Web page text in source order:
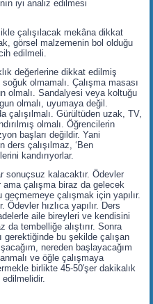
iyi analiz edilmesi
çalışılacak mekâna dikkat
görsel malzemenin bol olduğu
edilmeli.
değerlerine dikkat edilmiş
olmamalı. Çalışma masası
olmalı. Sandalyesi veya koltuğu
olmalı, uyumaya değil.
çalışılmalı. Gürültüden uzak, TV,
olmalı. Öğrencilerin
başları değildir. Yani
ders çalışılmaz, ‘Ben
kandırıyorlar.
sonuçsuz kalacaktır. Ödevler
ama çalışma biraz da gelecek
çalışmak için yapılır.
Ödevler hızlıca yapılır. Ders
aile bireyleri ve kendisini
da tembelliğe alıştırır. Sonra
gerektiğinde bu şekilde çalışan
nereden başlayacağım
ve öğle çalışmaya
birlikte 45-50′şer dakikalık